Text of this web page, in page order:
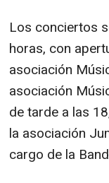
Los conciertos
horas, con
asociación
asociación
de tarde a las
la asociación
cargo de la